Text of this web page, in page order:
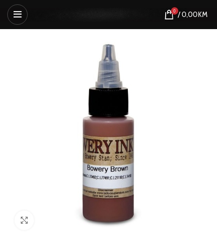
0 /0,00KM
Click to enlarge